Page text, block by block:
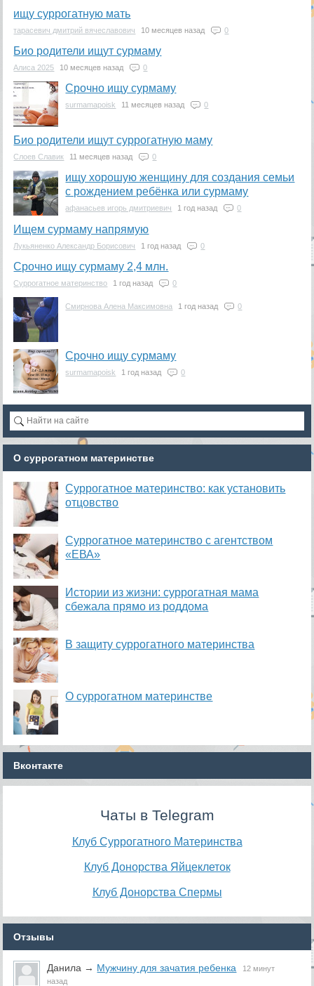
ищу суррогатную мать
тарасевич дмитрий вячеславович 10 месяцев назад 0
Био родители ищут сурмаму
Алиса 2025 10 месяцев назад 0
Срочно ищу сурмаму
surmamapoisk 11 месяцев назад 0
Био родители ищут суррогатную маму
Слоев Славик 11 месяцев назад 0
ищу хорошую женщину для создания семьи
с рождением ребёнка или сурмаму
афанасьев игорь дмитриевич 1 год назад 0
Ищем сурмаму напрямую
Лукьяненко Александр Борисович 1 год назад 0
Срочно ищу сурмаму 2,4 млн.
Суррогатное материнство 1 год назад 0
Смирнова Алена Максимовна 1 год назад 0
Срочно ищу сурмаму
surmamapoisk 1 год назад 0
О суррогатном материнстве
Суррогатное материнство: как установить
отцовство
Суррогатное материнство с агентством
«ЕВА»
Истории из жизни: суррогатная мама
сбежала прямо из роддома
В защиту суррогатного материнства
О суррогатном материнстве
Вконтакте
Чаты в Telegram
Клуб Суррогатного Материнства
Клуб Донорства Яйцеклеток
Клуб Донорства Спермы
Отзывы
Данила → Мужчину для зачатия ребенка
12 минут
назад